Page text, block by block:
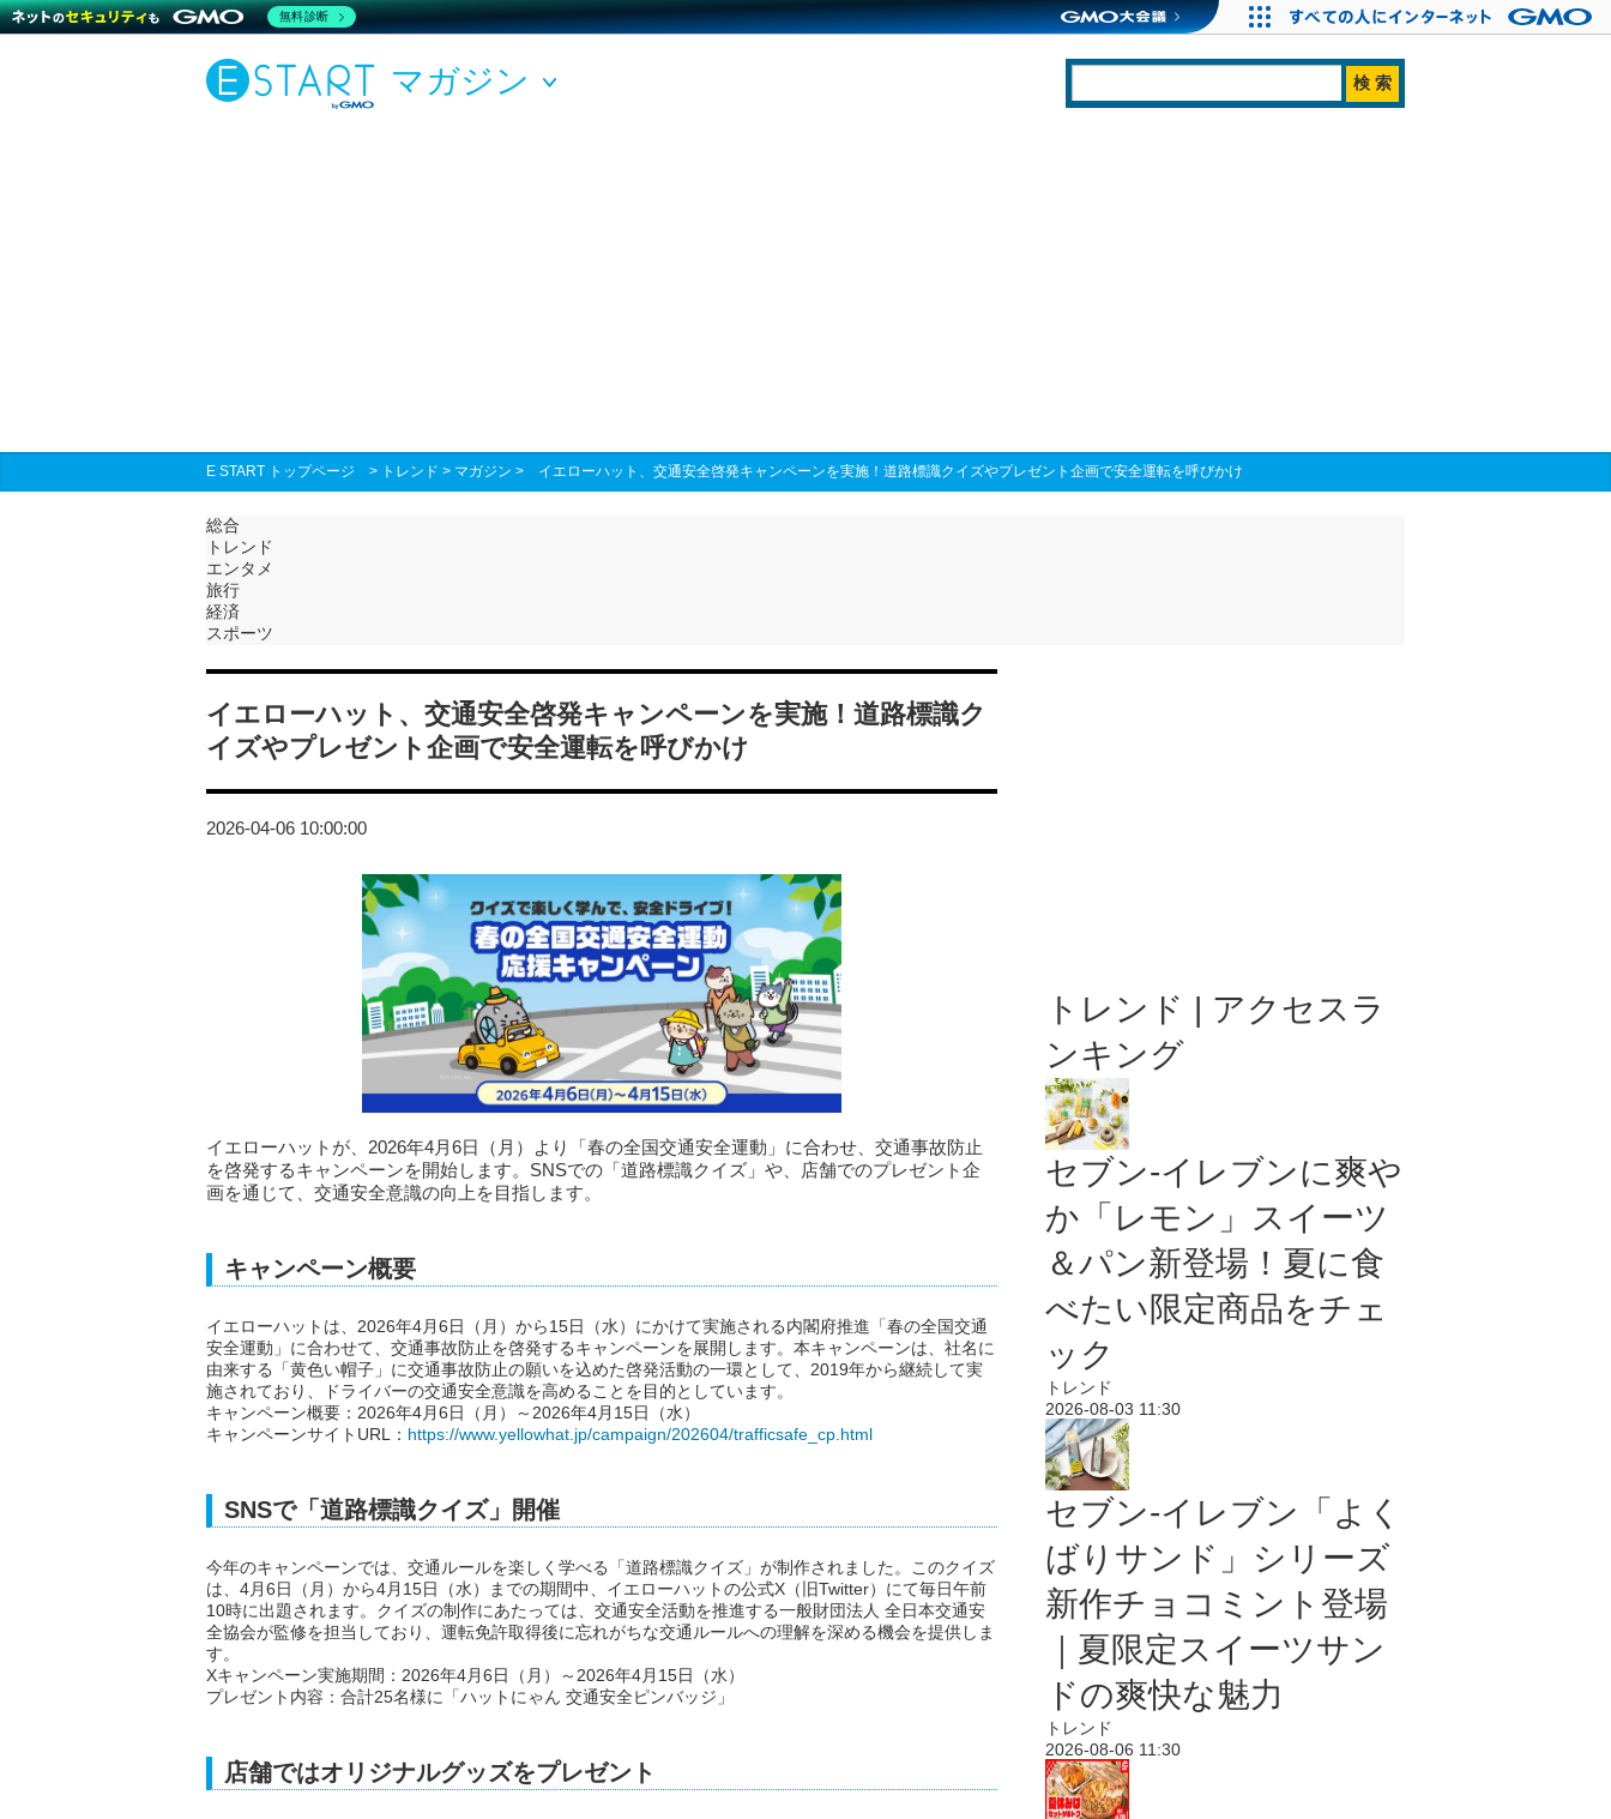
マガジン
E START トップページ > トレンド > マガジン > イエローハット、交通安全啓発キャンペーンを実施！道路標識クイズやプレゼント企画で安全運転を呼びかけ
総合
トレンド
エンタメ
旅行
経済
スポーツ
イエローハット、交通安全啓発キャンペーンを実施！道路標識ク
イズやプレゼント企画で安全運転を呼びかけ
2026-04-06 10:00:00
イエローハットが、2026年4月6日（月）より「春の全国交通安全運動」に合わせ、交通事故防止
を啓発するキャンペーンを開始します。SNSでの「道路標識クイズ」や、店舗でのプレゼント企
画を通じて、交通安全意識の向上を目指します。
キャンペーン概要
イエローハットは、2026年4月6日（月）から15日（水）にかけて実施される内閣府推進「春の全国交通
安全運動」に合わせて、交通事故防止を啓発するキャンペーンを展開します。本キャンペーンは、社名に
由来する「黄色い帽子」に交通事故防止の願いを込めた啓発活動の一環として、2019年から継続して実
施されており、ドライバーの交通安全意識を高めることを目的としています。
キャンペーン概要：2026年4月6日（月）～2026年4月15日（水）
キャンペーンサイトURL： https://www.yellowhat.jp/campaign/202604/trafficsafe_cp.html
SNSで「道路標識クイズ」開催
今年のキャンペーンでは、交通ルールを楽しく学べる「道路標識クイズ」が制作されました。このクイズ
は、4月6日（月）から4月15日（水）までの期間中、イエローハットの公式X（旧Twitter）にて毎日午前
10時に出題されます。クイズの制作にあたっては、交通安全活動を推進する一般財団法人 全日本交通安
全協会が監修を担当しており、運転免許取得後に忘れがちな交通ルールへの理解を深める機会を提供しま
す。
Xキャンペーン実施期間：2026年4月6日（月）～2026年4月15日（水）
プレゼント内容：合計25名様に「ハットにゃん 交通安全ピンバッジ」
店舗ではオリジナルグッズをプレゼント
トレンド | アクセスラ
ンキング
セブン‐イレブンに爽や
か「レモン」スイーツ
＆パン新登場！夏に食
べたい限定商品をチェ
ック
トレンド
2026-08-03 11:30
セブン‐イレブン「よく
ばりサンド」シリーズ
新作チョコミント登場
｜夏限定スイーツサン
ドの爽快な魅力
トレンド
2026-08-06 11:30
無料診断